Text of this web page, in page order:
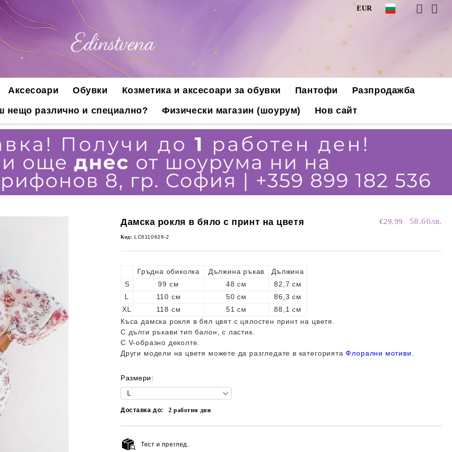
EUR
Аксесоари Обувки Козметика и аксесоари за обувки Пантофи
Разпродажба
нещо различно и специално?
Физически магазин (шоурум) Нов сайт
Дамска рокля в бяло с принт на цветя €29.99 58.66лв.
Код: LC6110626-2
Гръдна обиколка Дължина ръкав
Дължина
S
99 см 48 см
82,7 см
L
110 см 50 см
86,3 см
XL
118 см 51 см
88,1 см
Къса дамска рокля в бял цвят с цялостен принт на цветя.
С дълги ръкави тип балон, с ластик.
С V-образно деколте.
Други модели на цветя можете да разгледате в категориятаФлорални мотиви
Размери:
Доставка до: 2работни дни
Тест и преглед.